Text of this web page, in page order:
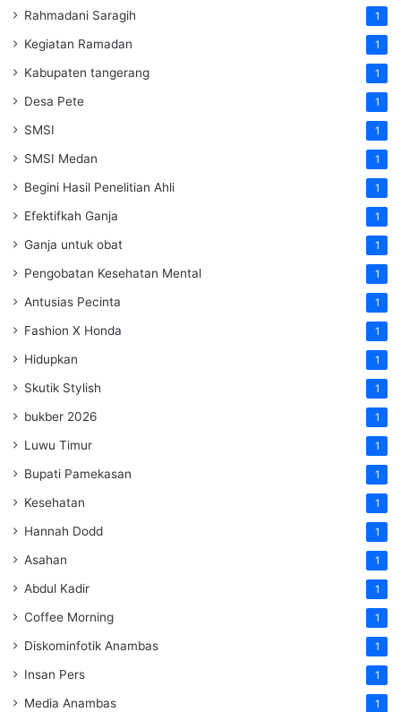
Rahmadani Saragih 1
Kegiatan Ramadan 1
Kabupaten tangerang 1
Desa Pete 1
SMSI 1
SMSI Medan 1
Begini Hasil Penelitian Ahli 1
Efektifkah Ganja 1
Ganja untuk obat 1
Pengobatan Kesehatan Mental 1
Antusias Pecinta 1
Fashion X Honda 1
Hidupkan 1
Skutik Stylish 1
bukber 2026 1
Luwu Timur 1
Bupati Pamekasan 1
Kesehatan 1
Hannah Dodd 1
Asahan 1
Abdul Kadir 1
Coffee Morning 1
Diskominfotik Anambas 1
Insan Pers 1
Media Anambas 1